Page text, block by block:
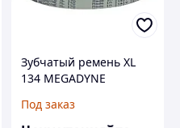
Зубчатый ремень XL
134 MEGADYNE
Под заказ